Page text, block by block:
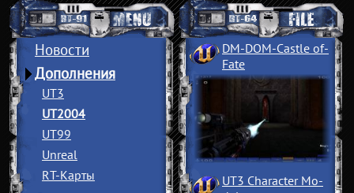
Новости
Дополнения
UT3
UT2004
UT99
Unreal
RT-Карты
DM-DOM-Castle of­
Fate
UT3 Character Mo­